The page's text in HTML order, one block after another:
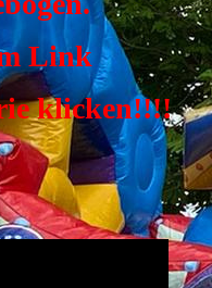
Link
klicken!!!!